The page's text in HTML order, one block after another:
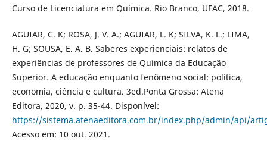
Curso de Licenciatura em Química. Rio Branco, UFAC, 2018.
AGUIAR, C. K; ROSA, J. V. A.; AGUIAR, L. K; SILVA, K. L.; LIMA,
H. G; SOUSA, E. A. B. Saberes experienciais: relatos de
experiências de professores de Química da Educação
Superior. A educação enquanto fenômeno social: política,
economia, ciência e cultura. 3ed.Ponta Grossa: Atena
Editora, 2020, v. p. 35-44. Disponível:
https://sistema.atenaeditora.com.br/index.php/admin/api/
Acesso em: 10 out. 2021.